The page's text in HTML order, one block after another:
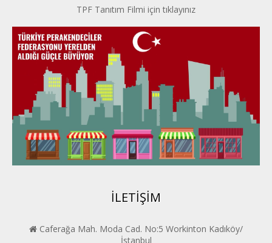
İpek Yolu PERDER
Kayseri PERDER
Karadeniz Perder
Konya PERDER
Van PERDER
BEYPER
TPF Tanıtım Filmi için tıklayınız
İLETİŞİM
Caferağa Mah. Moda Cad. No:5 Workinton Kadıköy/
İstanbul